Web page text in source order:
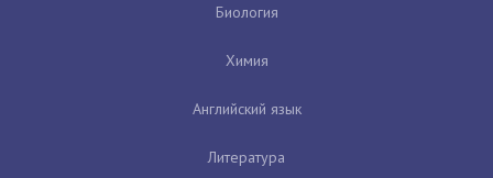
Биология
Химия
Английский язык
Литература